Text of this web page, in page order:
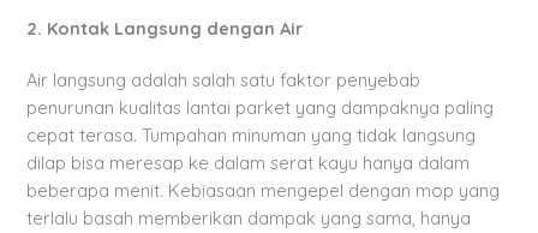
2. Kontak Langsung dengan Air
Air langsung adalah salah satu faktor penyebab
penurunan kualitas lantai parket yang dampaknya paling
cepat terasa. Tumpahan minuman yang tidak langsung
dilap bisa meresap ke dalam serat kayu hanya dalam
beberapa menit. Kebiasaan mengepel dengan mop yang
terlalu basah memberikan dampak yang sama, hanya